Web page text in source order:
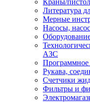
Краны/
Литература
Мерные
Насосы,
АЗС
Программное
Рукава,
Счетчики
Фильтры и